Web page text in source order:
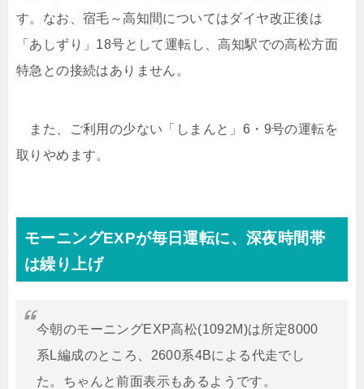
す。なお、宿毛～高知間についてはダイヤ改正後は
「あしずり」18号として運転し、高知駅での高松方面
特急との接続はありません。
また、ご利用の少ない「しまんと」6・9号の運転を
取りやめます。
モーニングEXPが毎日運転に、深夜時間帯
は繰り上げ
今朝のモーニングEXP高松(1092M)は所定8000
系L編成のところ、2600系4Bによる代走でし
た。ちゃんと前面表示もあるようです。